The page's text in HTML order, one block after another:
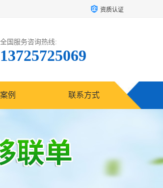
资质认证
全国服务咨询热线:
13725725069
例 联系方式